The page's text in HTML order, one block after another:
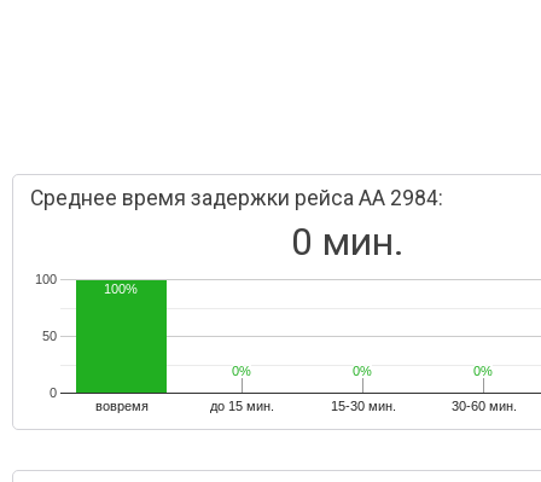
Среднее время задержки рейса AA 2984:
0 мин.
вовремя до 15 мин. 15-30 мин. 30-60 мин.
0
50
100
100%
0%
0% 0%
0% 0%
0%